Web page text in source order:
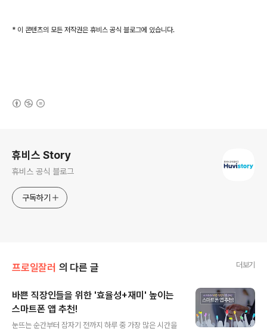
* 이 콘텐츠의 모든 저작권은 휴비스 공식 블로그에 있습니다.
휴비스 Story
휴비스 공식 블로그
구독하기
프로일잘러 의 다른 글 더보기
바쁜 직장인들을 위한 '효율성+재미' 높이는
스마트폰 앱 추천!
눈뜨는 순간부터 잠자기 전까지 하루 중 가장 많은 시간을